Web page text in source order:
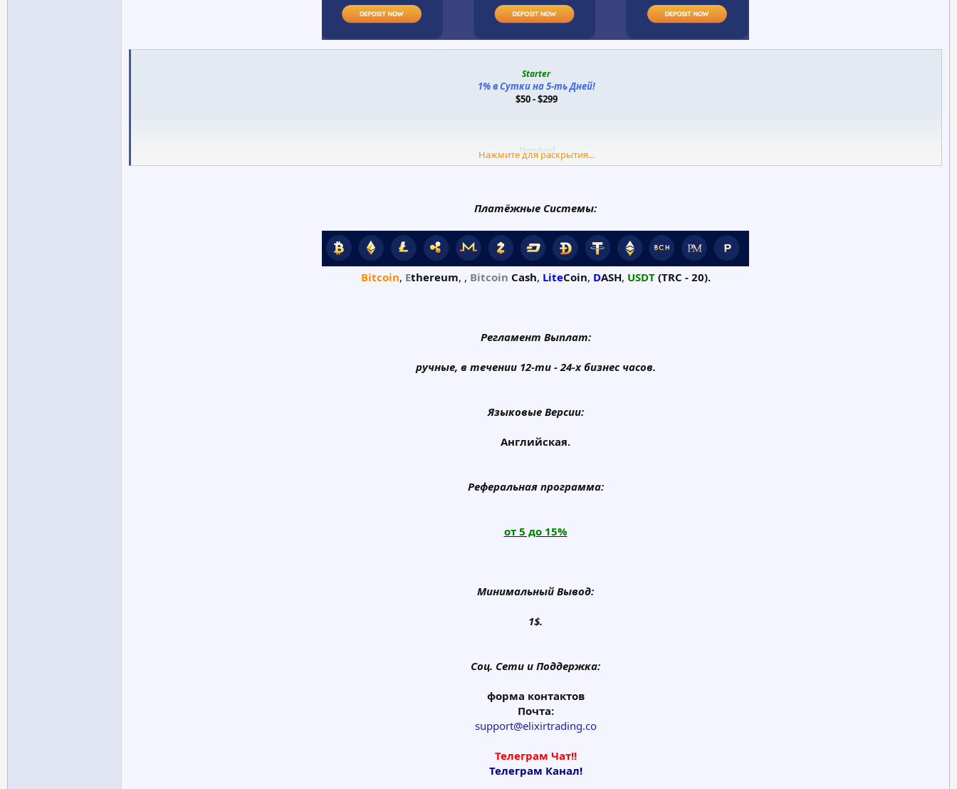
Starter
1% в Сутки на 5-ть Дней!
$50 - $299
Standard
2% в Сутки на 10-ть Дней!
2,5% в Сутки на 15-ть Дней!
$1000 - $4999
Нажмите для раскрытия...
Платёжные Системы:
Bitcoin, Ethereum, , Bitcoin Cash, LiteCoin, DASH, USDT(TRC - 20).
Регламент Выплат:
ручные, в течении 12-ти - 24-х бизнес часов.
Языковые Версии:
Английская.
Реферальная программа:
от 5 до 15%
Минимальный Вывод:
1$.
Соц. Сети и Поддержка:
форма контактов
Почта:
support@elixirtrading.co
Телеграм Чат!!
Телеграм Канал!